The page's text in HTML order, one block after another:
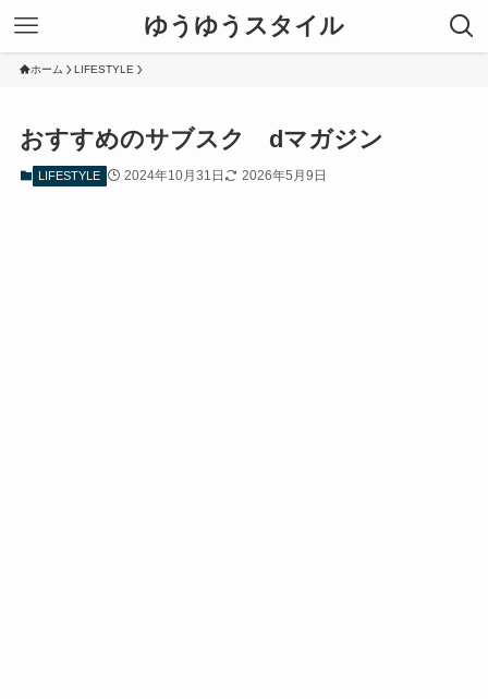
ゆうゆうスタイル
ホーム LIFESTYLE
おすすめのサブスク dマガジン
LIFESTYLE 2024年10月31日 2026年5月9日